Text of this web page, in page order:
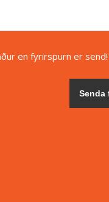
en fyrirspurn er send!